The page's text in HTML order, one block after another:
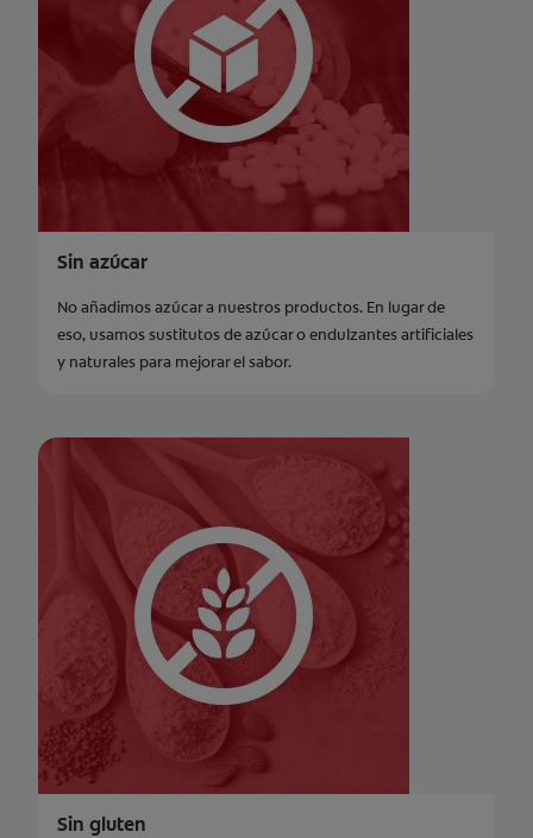
Sin azúcar
No añadimos azúcar a nuestros productos. En lugar de
eso, usamos sustitutos de azúcar o endulzantes artificiales
y naturales para mejorar el sabor.
Sin gluten